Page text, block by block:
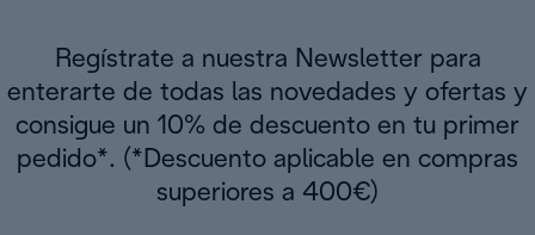
Regístrate a nuestra Newsletter para
enterarte de todas las novedades y ofertas y
consigue un 10% de descuento en tu primer
pedido*. (*Descuento aplicable en compras
superiores a 400€)